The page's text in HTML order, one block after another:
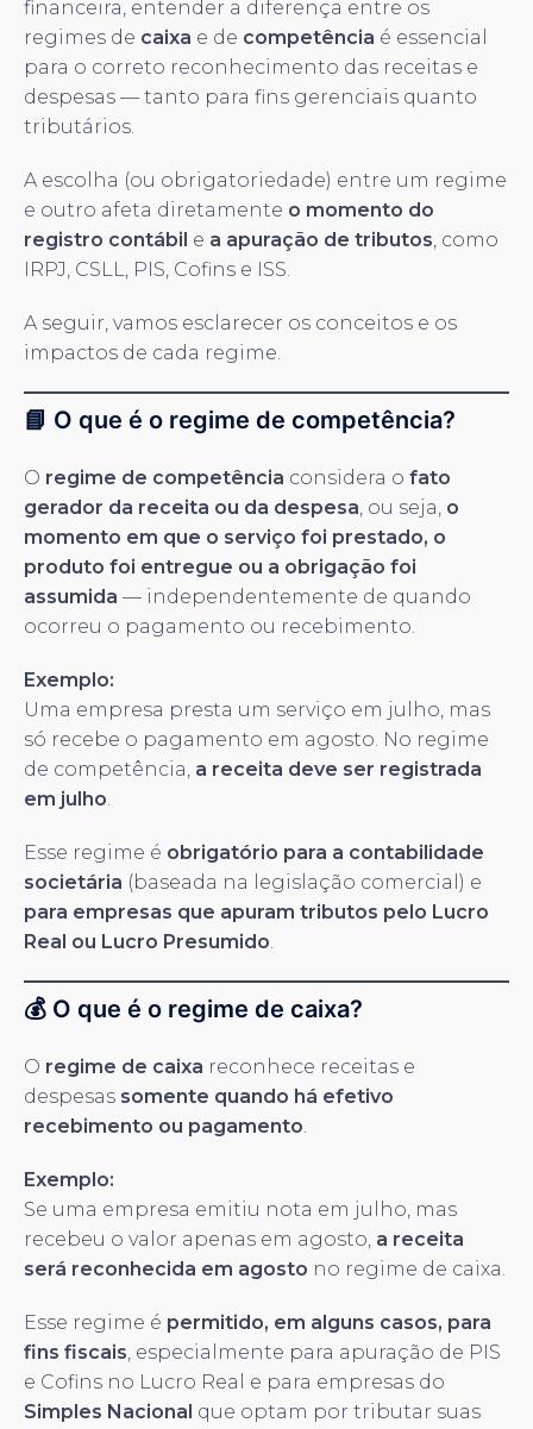
financeira, entender a diferença entre os
regimes de caixa e de competência é essencial
para o correto reconhecimento das receitas e
despesas — tanto para fins gerenciais quanto
tributários.
A escolha (ou obrigatoriedade) entre um regime
e outro afeta diretamente o momento do
registro contábil e a apuração de tributos, como
IRPJ, CSLL, PIS, Cofins e ISS.
A seguir, vamos esclarecer os conceitos e os
impactos de cada regime.
📘 O que é o regime de competência?
O regime de competência considera o fato
gerador da receita ou da despesa, ou seja, o
momento em que o serviço foi prestado, o
produto foi entregue ou a obrigação foi
assumida — independentemente de quando
ocorreu o pagamento ou recebimento.
Exemplo:
Uma empresa presta um serviço em julho, mas
só recebe o pagamento em agosto. No regime
de competência, a receita deve ser registrada
em julho.
Esse regime é obrigatório para a contabilidade
societária (baseada na legislação comercial) e
para empresas que apuram tributos pelo Lucro
Real ou Lucro Presumido.
💰 O que é o regime de caixa?
O regime de caixa reconhece receitas e
despesas somente quando há efetivo
recebimento ou pagamento.
Exemplo:
Se uma empresa emitiu nota em julho, mas
recebeu o valor apenas em agosto, a receita
será reconhecida em agosto no regime de caixa.
Esse regime é permitido, em alguns casos, para
fins fiscais, especialmente para apuração de PIS
e Cofins no Lucro Real e para empresas do
Simples Nacional que optam por tributar suas